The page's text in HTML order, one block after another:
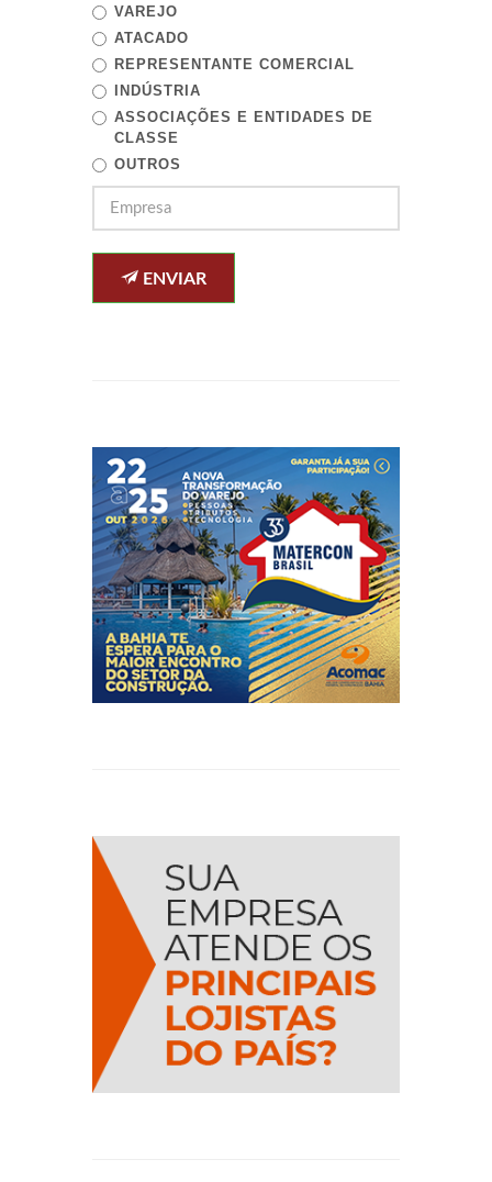
VAREJO
ATACADO
REPRESENTANTE COMERCIAL
INDÚSTRIA
ASSOCIAÇÕES E ENTIDADES DE
CLASSE
OUTROS
ENVIAR